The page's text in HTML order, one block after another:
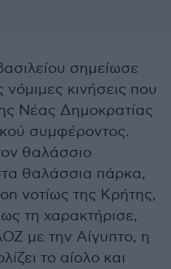
σημείωσε
νόμιμες κινήσεις που
Νέας Δημοκρατίας
συμφέροντος.
θαλάσσιο
θαλάσσια πάρκα,
νοτίως της Κρήτης,
τη χαρακτήρισε,
με την Αίγυπτο, η
το αίολο και